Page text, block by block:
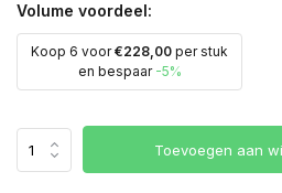
Volume voordeel:
Koop 6 voor€228,00 per stuk
en bespaar -5%
Toevoegen aan